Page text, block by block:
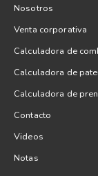
Nosotros
Venta corporativa
Calculadora de
Calculadora de
Calculadora de
Contacto
Videos
Notas